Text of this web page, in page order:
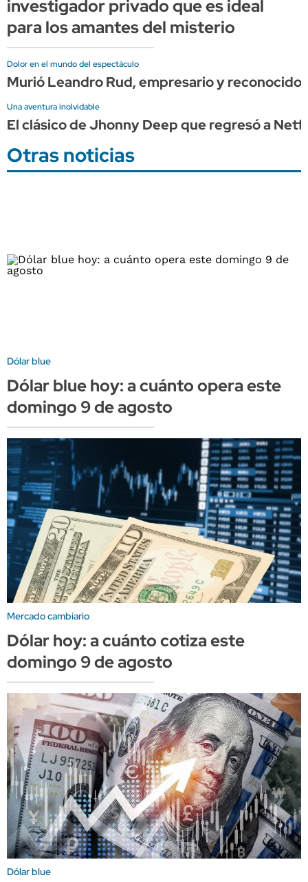
investigador privado que es ideal
para los amantes del misterio
Dolor en el mundo del espectáculo
Murió Leandro Rud, empresario y
Una aventura inolvidable
El clásico de Jhonny Deep que regresó a
Otras noticias
Dólar blue
Dólar blue hoy: a cuánto opera este
domingo 9 de agosto
Mercado cambiario
Dólar hoy: a cuánto cotiza este
domingo 9 de agosto
Dólar blue